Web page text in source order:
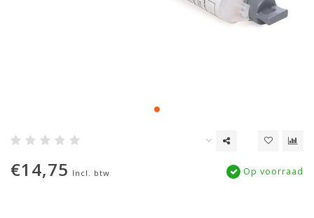
€14,75 Incl. btw Op voorraad